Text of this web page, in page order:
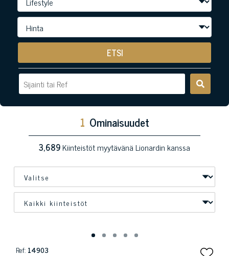
ETSI
1 Ominaisuudet
3,689Kiinteistöt myytävänä Lionardin kanssa
Ref: 14903